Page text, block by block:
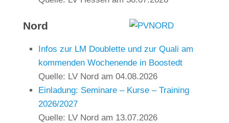
Nord
Infos zur LM Doublette und zur Quali am
kommenden Wochenende in Boostedt
Quelle: LV Nord am 04.08.2026
Einladung: Seminare – Kurse – Training
2026/2027
Quelle: LV Nord am 13.07.2026